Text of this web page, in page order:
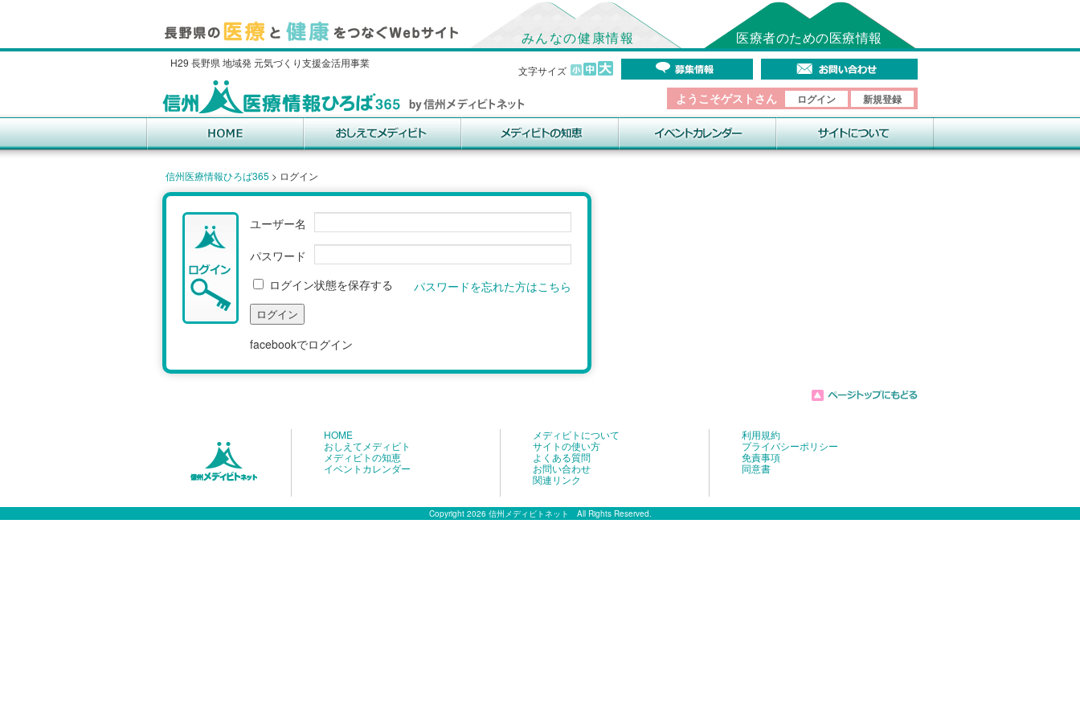
みんなの健康情報 医療者のための医療情報
文字サイズ
H29 長野県 地域発 元気づくり支援金活用事業
ようこそゲストさん ログイン 新規登録
信州医療情報ひろば365 > ログイン
ユーザー名
パスワード
パスワードを忘れた方はこちら
ログイン状態を保存する
facebookでログイン
HOME
おしえてメディビト
メディビトの知恵
イベントカレンダー
メディビトについて
サイトの使い方
よくある質問
お問い合わせ
関連リンク
利用規約
プライバシーポリシー
免責事項
同意書
Copyright 2026 信州メディビトネット All Rights Reserved.